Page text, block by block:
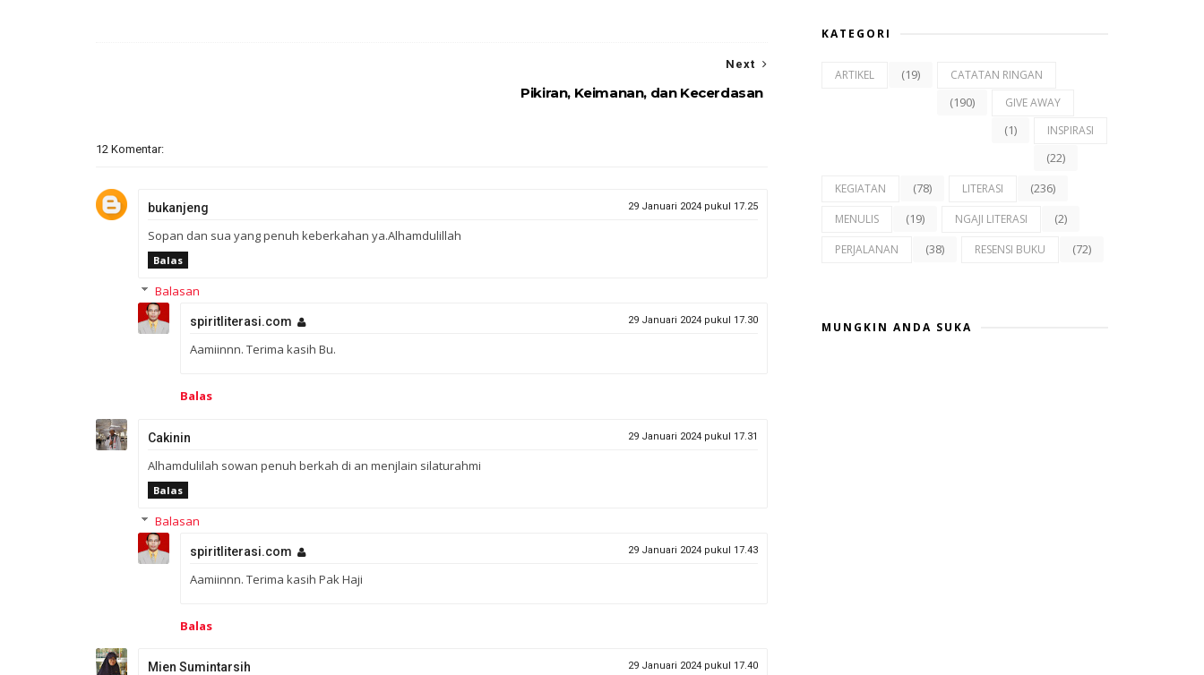
Next
Pikiran, Keimanan, dan Kecerdasan
12 Komentar:
bukanjeng 29 Januari 2024 pukul 17.25
Sopan dan sua yang penuh keberkahan ya.Alhamdulillah
Balas
Balasan
spiritliterasi.com 29 Januari 2024 pukul 17.30
Aamiinnn. Terima kasih Bu.
Balas
Cakinin 29 Januari 2024 pukul 17.31
Alhamdulilah sowan penuh berkah di an menjlain silaturahmi
Balas
Balasan
spiritliterasi.com 29 Januari 2024 pukul 17.43
Aamiinnn. Terima kasih Pak Haji
Balas
Mien Sumintarsih 29 Januari 2024 pukul 17.40
KATEGORI
ARTIKEL (19) CATATAN RINGAN
(190) GIVE AWAY
(1) INSPIRASI
(22)
KEGIATAN (78) LITERASI (236)
MENULIS (19) NGAJI LITERASI (2)
PERJALANAN (38) RESENSI BUKU (72)
MUNGKIN ANDA SUKA